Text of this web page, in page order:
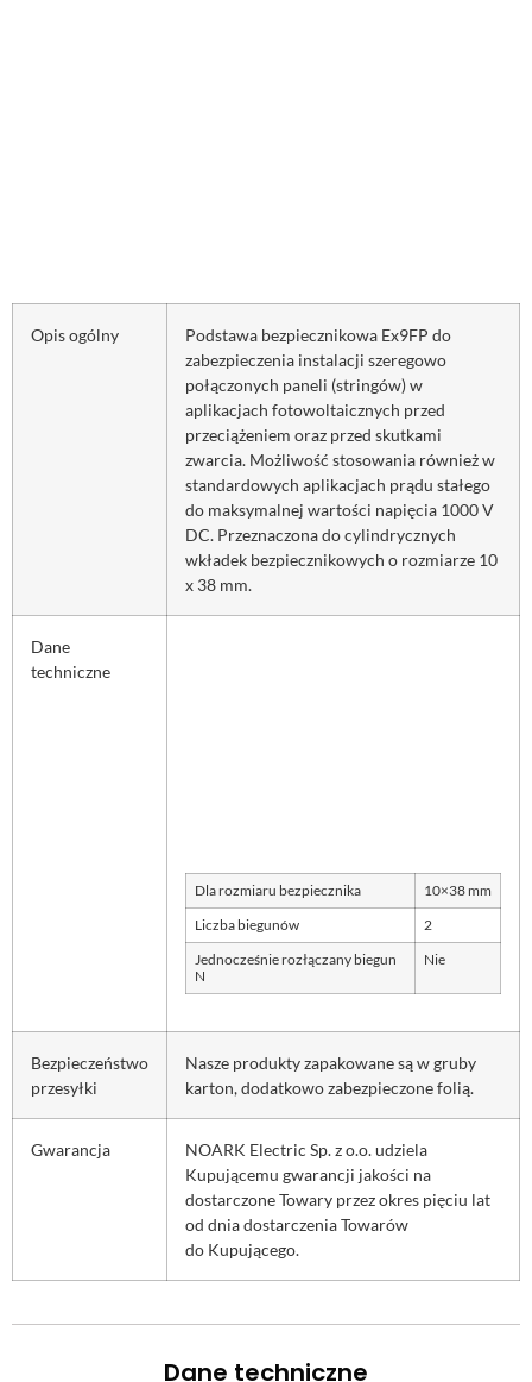
Opis ogólny
Podstawa bezpiecznikowa Ex9FP do
zabezpieczenia instalacji szeregowo
połączonych paneli (stringów) w
aplikacjach fotowoltaicznych przed
przeciążeniem oraz przed skutkami
zwarcia. Możliwość stosowania również w
standardowych aplikacjach prądu stałego
do maksymalnej wartości napięcia 1000 V
DC. Przeznaczona do cylindrycznych
wkładek bezpiecznikowych o rozmiarze 10
x 38 mm.
Dane
techniczne
Dla rozmiaru bezpiecznika 10×38 mm
Liczba biegunów 2
Jednocześnie rozłączany biegun
N
Nie
Bezpieczeństwo
przesyłki
Nasze produkty zapakowane są w gruby
karton, dodatkowo zabezpieczone folią.
Gwarancja
NOARK Electric Sp. z o.o. udziela
Kupującemu gwarancji jakości na
dostarczone Towary przez okres pięciu lat
od dnia dostarczenia Towarów
do Kupującego.
Dane techniczne